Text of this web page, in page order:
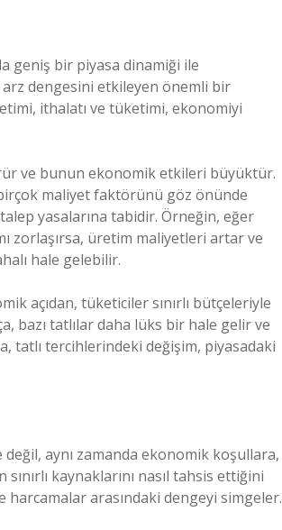
geniş bir piyasa dinamiği ile
arz dengesini etkileyen önemli bir
ithalatı ve tüketimi, ekonomiyi
ve bunun ekonomik etkileri büyüktür.
maliyet faktörünü göz önünde
yasalarına tabidir. Örneğin, eğer
zorlaşırsa, üretim maliyetleri artar ve
hale gelebilir.
açıdan, tüketiciler sınırlı bütçeleriyle
bazı tatlılar daha lüks bir hale gelir ve
tatlı tercihlerindeki değişim, piyasadaki
değil, aynı zamanda ekonomik koşullara,
kaynaklarını nasıl tahsis ettiğini
harcamalar arasındaki dengeyi simgeler.